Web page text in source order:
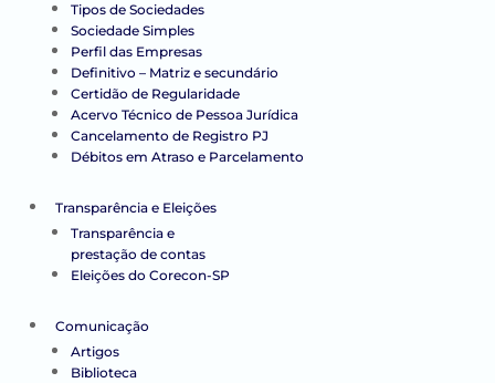
Tipos de Sociedades
Sociedade Simples
Perfil das Empresas
Definitivo – Matriz e secundário
Certidão de Regularidade
Acervo Técnico de Pessoa Jurídica
Cancelamento de Registro PJ
Débitos em Atraso e Parcelamento
Transparência e Eleições
Transparência e
prestação de contas
Eleições do Corecon-SP
Comunicação
Artigos
Biblioteca